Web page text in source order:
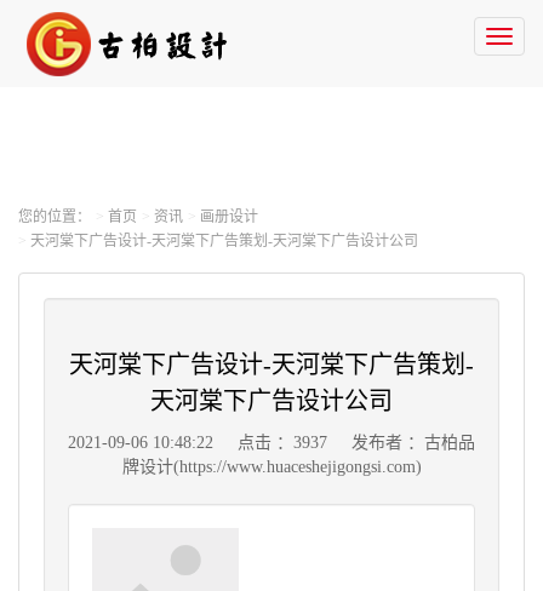
您的位置： 首页 资讯
画册设计
天河棠下广告设计-天河棠下广告策划-天河棠下广告设计公司
天河棠下广告设计-天河棠下广告策划-
天河棠下广告设计公司
2021-09-06 10:48:22 点击 ：3937
发布者 ：古柏品
牌设计(https://www.huaceshejigongsi.com)